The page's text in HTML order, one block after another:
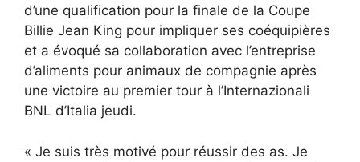
d’une qualification pour la finale de la Coupe
Billie Jean King pour impliquer ses coéquipières
et a évoqué sa collaboration avec l’entreprise
d’aliments pour animaux de compagnie après
une victoire au premier tour à l’Internazionali
BNL d’Italia jeudi.
« Je suis très motivé pour réussir des as. Je